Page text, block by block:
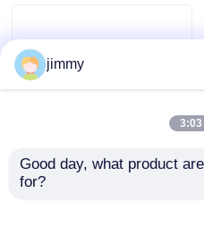
연락주세요
경우
여행 및 화장품 사용을
jimmy
3:03
Good day, what product
for?